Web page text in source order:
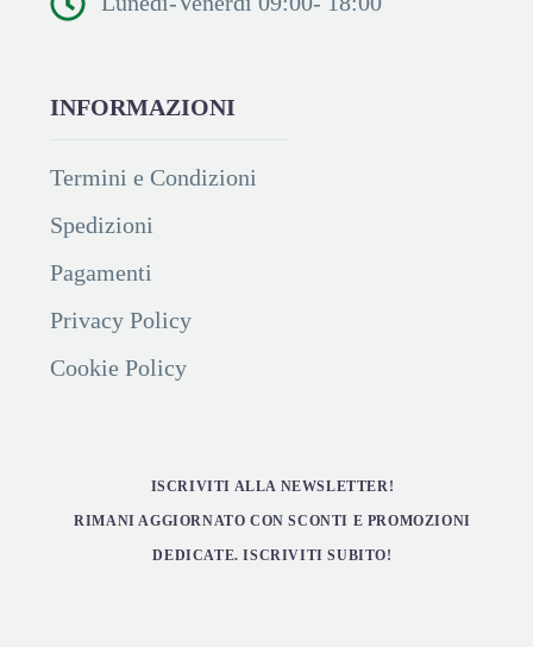
INFORMAZIONI
Termini e Condizioni
Spedizioni
Pagamenti
Privacy Policy
Cookie Policy
ISCRIVITI ALLA NEWSLETTER!
RIMANI AGGIORNATO CON SCONTI E PROMOZIONI
DEDICATE. ISCRIVITI SUBITO!